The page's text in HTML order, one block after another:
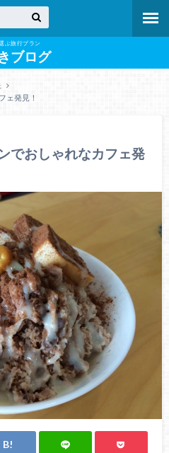
ぶ旅行プラン
ブログ
ェ発見！
でおしゃれなカフェ発